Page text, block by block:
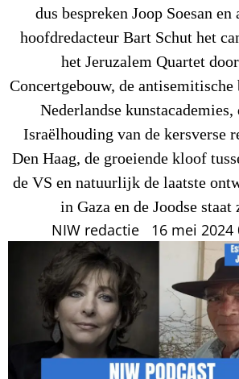
dus bespreken Joop Soesan en
hoofdredacteur Bart Schut het
het Jeruzalem Quartet
Concertgebouw, de antisemitische
Nederlandse kunstacademies,
Israëlhouding van de kersverse
Den Haag, de groeiende kloof
de VS en natuurlijk de laatste
in Gaza en de Joodse staat
NIW redactie 16 mei 2024